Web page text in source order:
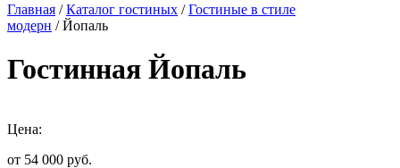
Главная /Каталог гостиных /Гостиные в стиле
модерн / Йопаль
Гостинная Йопаль
Цена:
от 54 000 руб.